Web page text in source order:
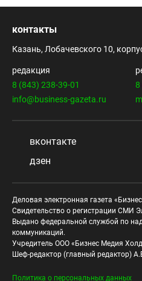
контакты
Казань, Лобачевского 10,
редакция
8 (843) 238-39-01
info@business-gazeta.ru
8
вконтакте
дзен
Деловая электронная газета
Свидетельство о регистрации СМИ
Выдано федеральной службой по
коммуникаций.
Учредитель ООО «Бизнес Медия
Шеф-редактор (главный редактор)
Политика о персональных данных